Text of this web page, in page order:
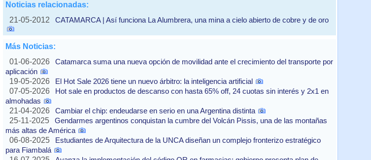
Noticias relacionadas:
21-05-2012
CATAMARCA | Así funciona La Alumbrera, una mina a cielo abierto de cobre y de oro
Más Noticias:
01-06-2026
Catamarca suma una nueva opción de movilidad ante el crecimiento del transporte por
aplicación
19-05-2026
El Hot Sale 2026 tiene un nuevo árbitro: la inteligencia artificial
07-05-2026
Hot sale en productos de descanso con hasta 65% off, 24 cuotas sin interés y 2x1 en
almohadas
21-04-2026
Cambiar el chip: endeudarse en serio en una Argentina distinta
25-11-2025
Gendarmes argentinos conquistan la cumbre del Volcán Pissis, una de las montañas
más altas de América
06-08-2025
Estudiantes de Arquitectura de la UNCA diseñan un complejo fronterizo estratégico
para Fiambalá